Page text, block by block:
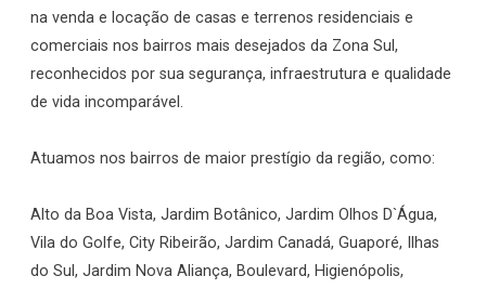
na venda e locação de casas e terrenos residenciais e
comerciais nos bairros mais desejados da Zona Sul,
reconhecidos por sua segurança, infraestrutura e qualidade
de vida incomparável.
Atuamos nos bairros de maior prestígio da região, como:
Alto da Boa Vista, Jardim Botânico, Jardim Olhos D`Água,
Vila do Golfe, City Ribeirão, Jardim Canadá, Guaporé, Ilhas
do Sul, Jardim Nova Aliança, Boulevard, Higienópolis,